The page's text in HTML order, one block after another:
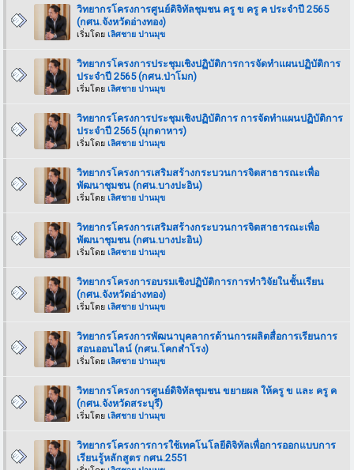
วิทยากรโครงการศูนย์ดิจิทัลชุมชน ครู ข ครู ค ประจำปี 2565
(กศน.จังหวัดอ่างทอง)
เริ่มโดยเลิศชาย ปานมุข
วิทยากรโครงการประชุมเชิงปฏิบัติการการจัดทำแผนปฏิบัติการ
ประจำปี 2565 (กศน.ป่าโมก)
เริ่มโดยเลิศชาย ปานมุข
วิทยากรโครงการประชุมเชิงปฏิบัติการ การจัดทำแผนปฏิบัติการ
ประจำปี 2565 (มุกดาหาร)
เริ่มโดยเลิศชาย ปานมุข
วิทยากรโครงการเสริมสร้างกระบวนการจิตสาธารณะเพื่อ
พัฒนาชุมชน (กศน.บางปะอิน)
เริ่มโดยเลิศชาย ปานมุข
วิทยากรโครงการเสริมสร้างกระบวนการจิตสาธารณะเพื่อ
พัฒนาชุมชน (กศน.บางปะอิน)
เริ่มโดยเลิศชาย ปานมุข
วิทยากรโครงการอบรมเชิงปฏิบัติการการทำวิจัยในชั้นเรียน
(กศน.จังหวัดอ่างทอง)
เริ่มโดยเลิศชาย ปานมุข
วิทยากรโครงการพัฒนาบุคลากรด้านการผลิตสื่อการเรียนการ
สอนออนไลน์ (กศน.โคกสำโรง)
เริ่มโดยเลิศชาย ปานมุข
วิทยากรโครงการศูนย์ดิจิทัลชุมชน ขยายผล ให้ครู ข และ ครู ค
(กศน.จังหวัดสระบุรี)
เริ่มโดยเลิศชาย ปานมุข
วิทยากรโครงการการใช้เทคโนโลยีดิจิทัลเพื่อการออกแบบการ
เรียนรู้หลักสูตร กศน.2551